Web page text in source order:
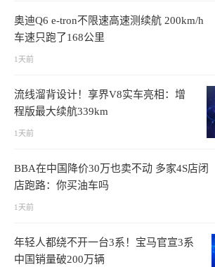
奥迪Q6 e-tron不限速高速测续航 200km/h
车速只跑了168公里
1天前
流线溜背设计！享界V8实车亮相：增
程版最大续航339km
1天前
BBA在中国降价30万也卖不动 多家4S店闭
店跑路：你买油车吗
1天前
年轻人都绕不开一台3系！宝马官宣3系
中国销量破200万辆